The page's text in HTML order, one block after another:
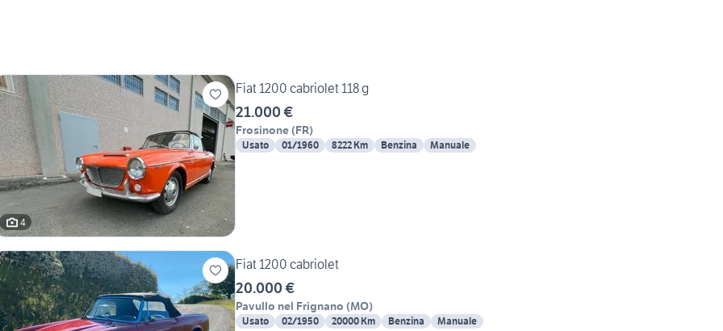
4
Fiat 1200 cabriolet 118 g
21.000 €
Frosinone (FR)
Usato 01/1960 8222 Km Benzina Manuale
Fiat 1200 cabriolet
20.000 €
Pavullo nel Frignano (MO)
Usato 02/1950 20000 Km Benzina Manuale